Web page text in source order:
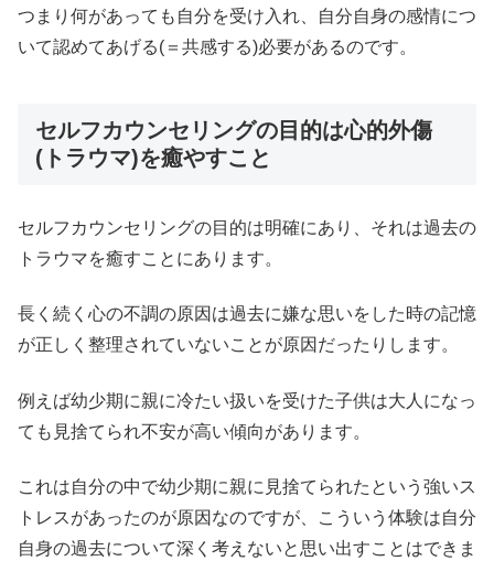
つまり何があっても自分を受け入れ、自分自身の感情につ
いて認めてあげる(＝共感する)必要があるのです。
セルフカウンセリングの目的は心的外傷
(トラウマ)を癒やすこと
セルフカウンセリングの目的は明確にあり、それは過去の
トラウマを癒すことにあります。
長く続く心の不調の原因は過去に嫌な思いをした時の記憶
が正しく整理されていないことが原因だったりします。
例えば幼少期に親に冷たい扱いを受けた子供は大人になっ
ても見捨てられ不安が高い傾向があります。
これは自分の中で幼少期に親に見捨てられたという強いス
トレスがあったのが原因なのですが、こういう体験は自分
自身の過去について深く考えないと思い出すことはできま